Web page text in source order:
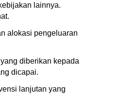
lainnya.
alokasi pengeluaran
diberikan kepada
dicapai.
lanjutan yang